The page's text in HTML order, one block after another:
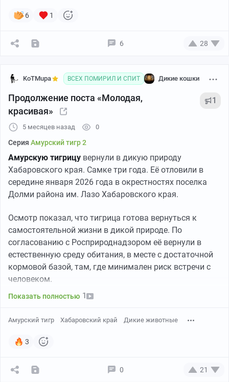
6 1
6 28
KoTMupa ВСЕХ ПОМИРИЛ И СПИТ Дикие кошки
Продолжение поста «Молодая,
красивая»
1
5 месяцев назад 0
Серия Амурский тигр 2
Амурскую тигрицу вернули в дикую природу
Хабаровского края. Самке три года. Её отловили в
середине января 2026 года в окрестностях поселка
Долми района им. Лазо Хабаровского края.
Осмотр показал, что тигрица готова вернуться к
самостоятельной жизни в дикой природе. По
согласованию с Росприроднадзором её вернули в
естественную среду обитания, в месте с достаточной
кормовой базой, там, где минимален риск встречи с
человеком.
Показать полностью 1
Амурский тигр Хабаровский край Дикие животные
3
0 21